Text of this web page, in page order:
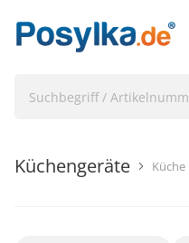
Küche
Küchengeräte